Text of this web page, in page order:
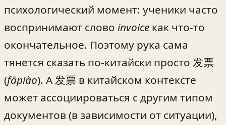
психологический момент: ученики часто
воспринимают слово invoice как что-то
окончательное. Поэтому рука сама
тянется сказать по-китайски просто 发票
(fāpiào). А 发票 в китайском контексте
может ассоциироваться с другим типом
документов (в зависимости от ситуации),